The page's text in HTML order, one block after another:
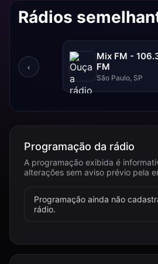
Rádios
‹
Mix FM -
FM
São Paulo, SP
Programação da rádio
A programação exibida é
alterações sem aviso prévio pela
Programação ainda não
rádio.